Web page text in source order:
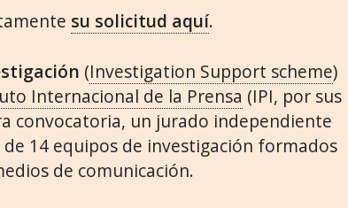
su solicitud aquí.
(Investigation Support scheme)
Internacional de la Prensa (IPI, por sus
convocatoria, un jurado independiente
14 equipos de investigación formados
de comunicación.